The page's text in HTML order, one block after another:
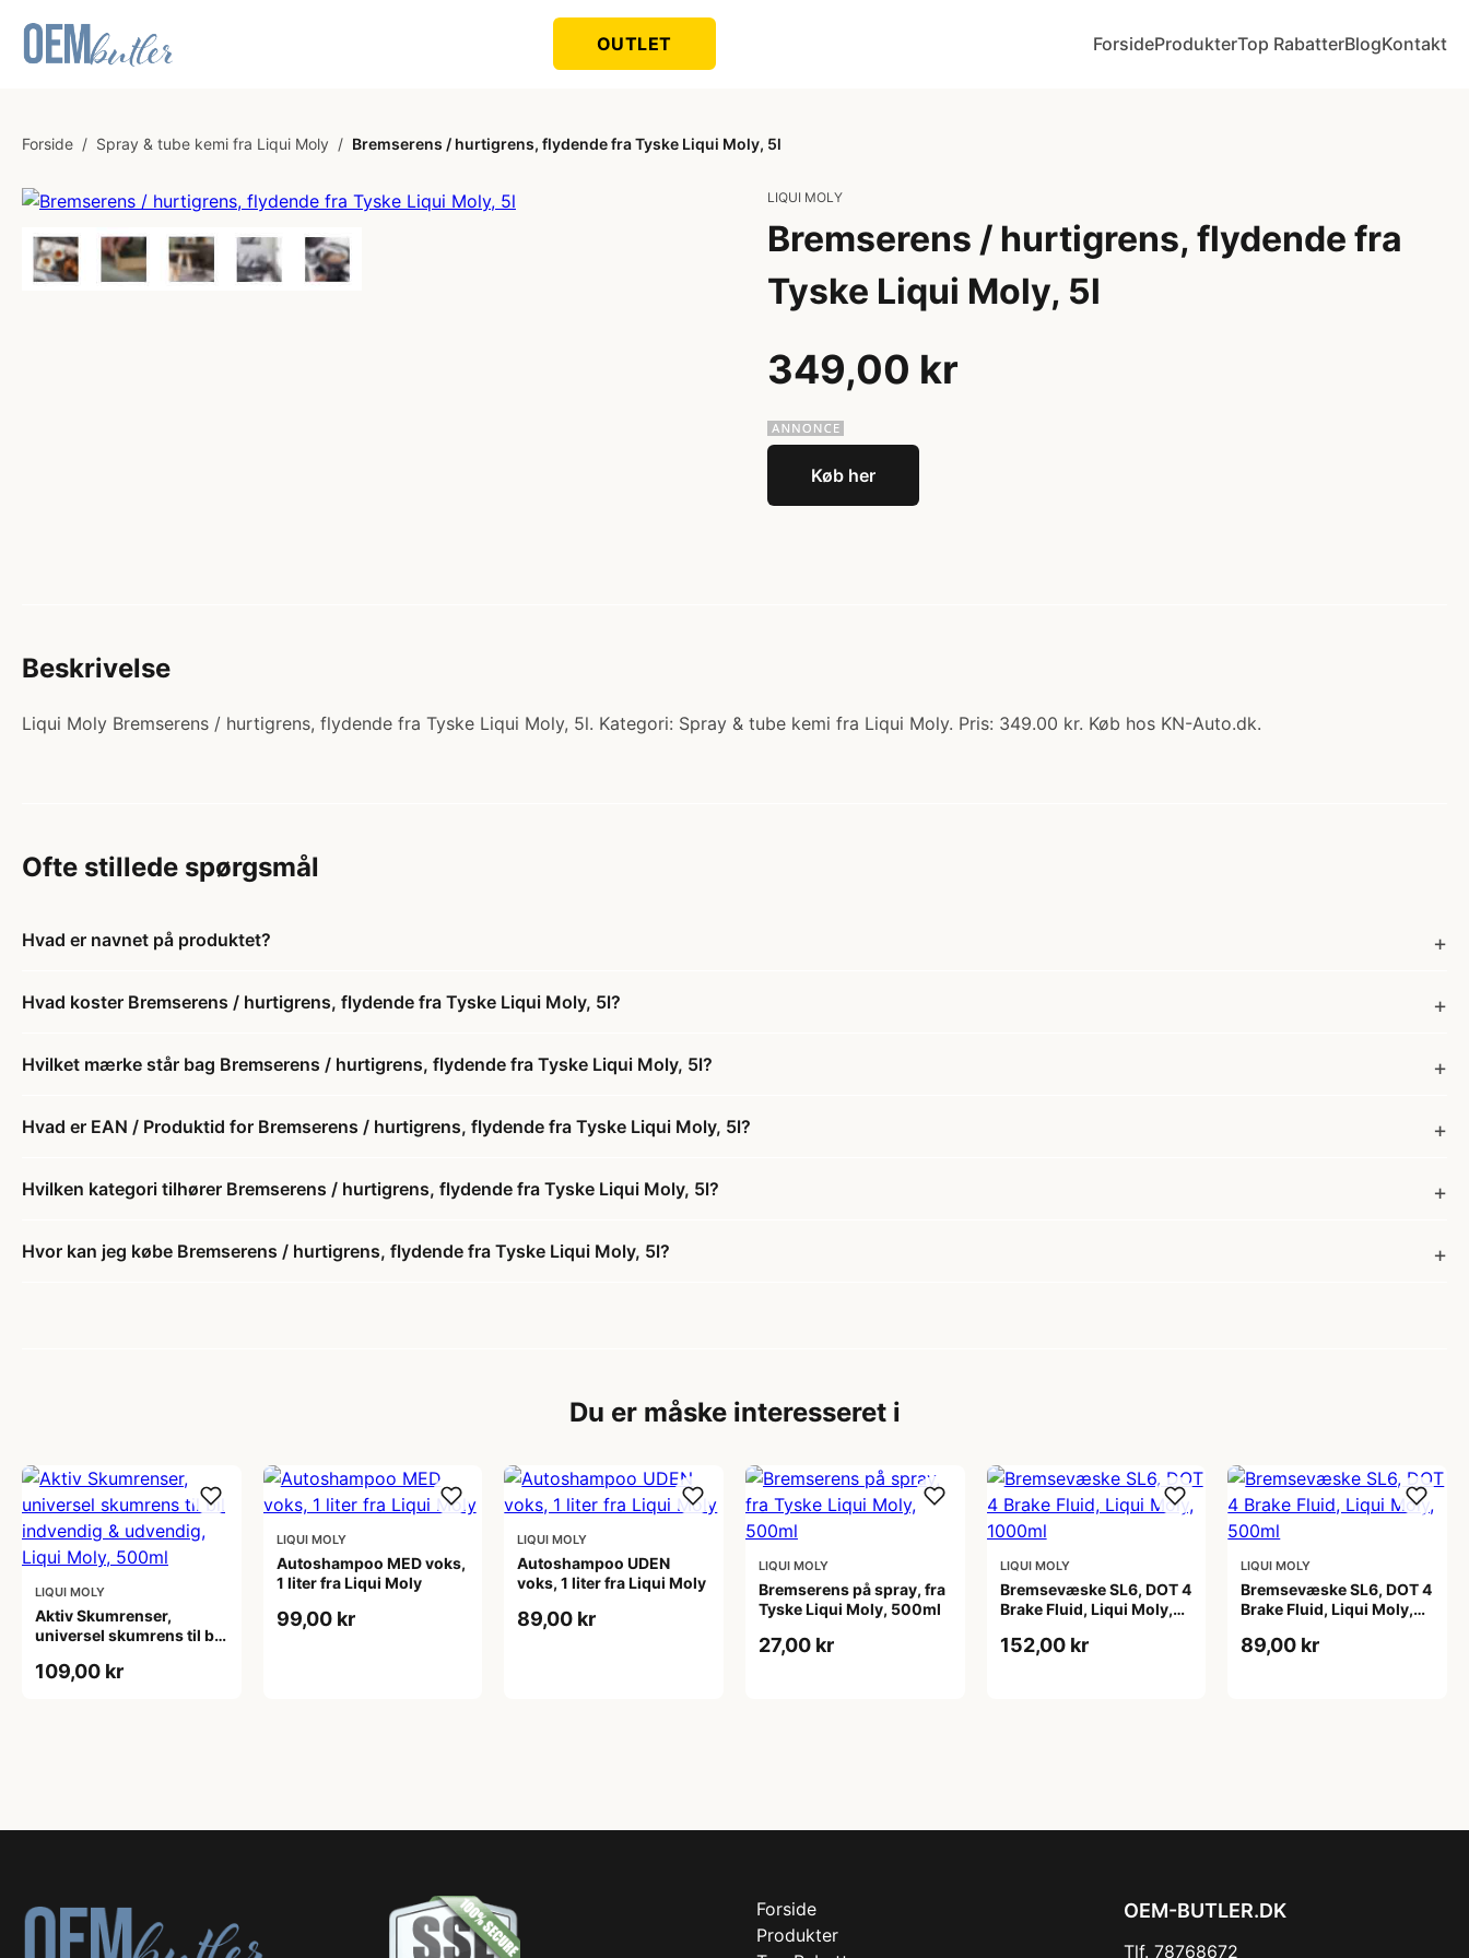
OUTLET ForsideProdukterTop RabatterBlogKontakt
Forside / Spray & tube kemi fra Liqui Moly / Bremserens / hurtigrens, flydende fra Tyske Liqui Moly, 5l
LIQUI MOLY
Bremserens / hurtigrens, flydende fra
Tyske Liqui Moly, 5l
349,00 kr
Køb her
Beskrivelse
Liqui Moly Bremserens / hurtigrens, flydende fra Tyske Liqui Moly, 5l. Kategori: Spray & tube kemi fra Liqui Moly. Pris: 349.00 kr. Køb hos KN-Auto.dk.
Ofte stillede spørgsmål
Hvad er navnet på produktet?
Hvad koster Bremserens / hurtigrens, flydende fra Tyske Liqui Moly, 5l?
Hvilket mærke står bag Bremserens / hurtigrens, flydende fra Tyske Liqui Moly, 5l?
Hvad er EAN / Produktid for Bremserens / hurtigrens, flydende fra Tyske Liqui Moly, 5l?
Hvilken kategori tilhører Bremserens / hurtigrens, flydende fra Tyske Liqui Moly, 5l?
Hvor kan jeg købe Bremserens / hurtigrens, flydende fra Tyske Liqui Moly, 5l?
Du er måske interesseret i
LIQUI MOLY
Aktiv Skumrenser,
universel skumrens til bil
Liqui Moly, 500ml
109,00 kr
LIQUI MOLY
Autoshampoo MED voks,
1 liter fra Liqui Moly
99,00 kr
LIQUI MOLY
Autoshampoo UDEN
voks, 1 liter fra Liqui Moly
89,00 kr
LIQUI MOLY
Bremserens på spray, fra
Tyske Liqui Moly, 500ml
27,00 kr
LIQUI MOLY
Bremsevæske SL6, DOT 4
Brake Fluid, Liqui Moly,
152,00 kr
LIQUI MOLY
Bremsevæske SL6, DOT 4
Brake Fluid, Liqui Moly,
89,00 kr
Forside
Produkter
OEM-BUTLER.DK
Tlf. 78768672